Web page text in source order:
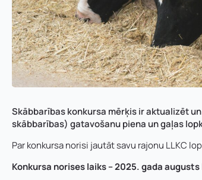
Skābbarības konkursa mērķis ir aktualizēt
skābbarības) gatavošanu piena un gaļas
Par konkursa norisi jautāt savu rajonu LLKC
Konkursa norises laiks – 2025. gada
E
-
p
s